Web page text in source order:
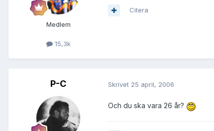
Medlem
15,3k
Citera
P-C Skrivet 25 april, 2006
Och du ska vara 26 år?